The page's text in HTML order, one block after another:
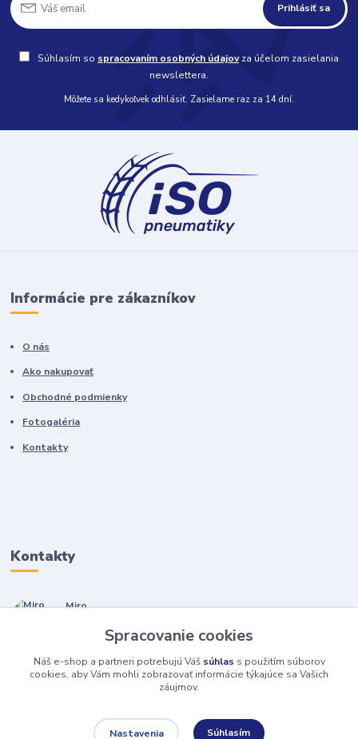
Prihlásiť sa
Súhlasím so spracovaním osobných údajovza účelom zasielania
newslettera.
Môžete sa kedykoľvek odhlásiť. Zasielame raz za 14 dní.
Informácie pre zákazníkov
O nás
Ako nakupovať
Obchodné podmienky
Fotogaléria
Kontakty
Kontakty
Miro
(Po-Pia, 7-17 hod.)
isopneumatiky@isopneumatiky.sk
Spracovanie cookies
Náš e-shop a partneri potrebujú Váš súhlas s použitím súborov
cookies, aby Vám mohli zobrazovať informácie týkajúce sa Vašich
záujmov.
Nastavenia Súhlasím